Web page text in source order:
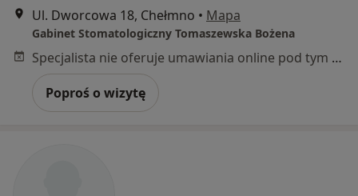
Ul. Dworcowa 18, Chełmno • Mapa
Gabinet Stomatologiczny Tomaszewska Bożena
Specjalista nie oferuje umawiania online pod tym adresem.
Poproś o wizytę